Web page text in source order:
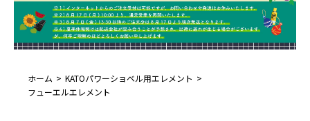
ホーム
KATOパワーショベル用エレメント
フューエルエレメント